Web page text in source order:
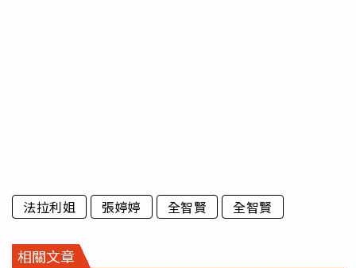
法拉利姐 張婷婷 全智賢 全智賢
相關文章